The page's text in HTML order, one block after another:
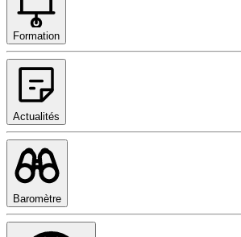
Formation
Actualités
Baromètre